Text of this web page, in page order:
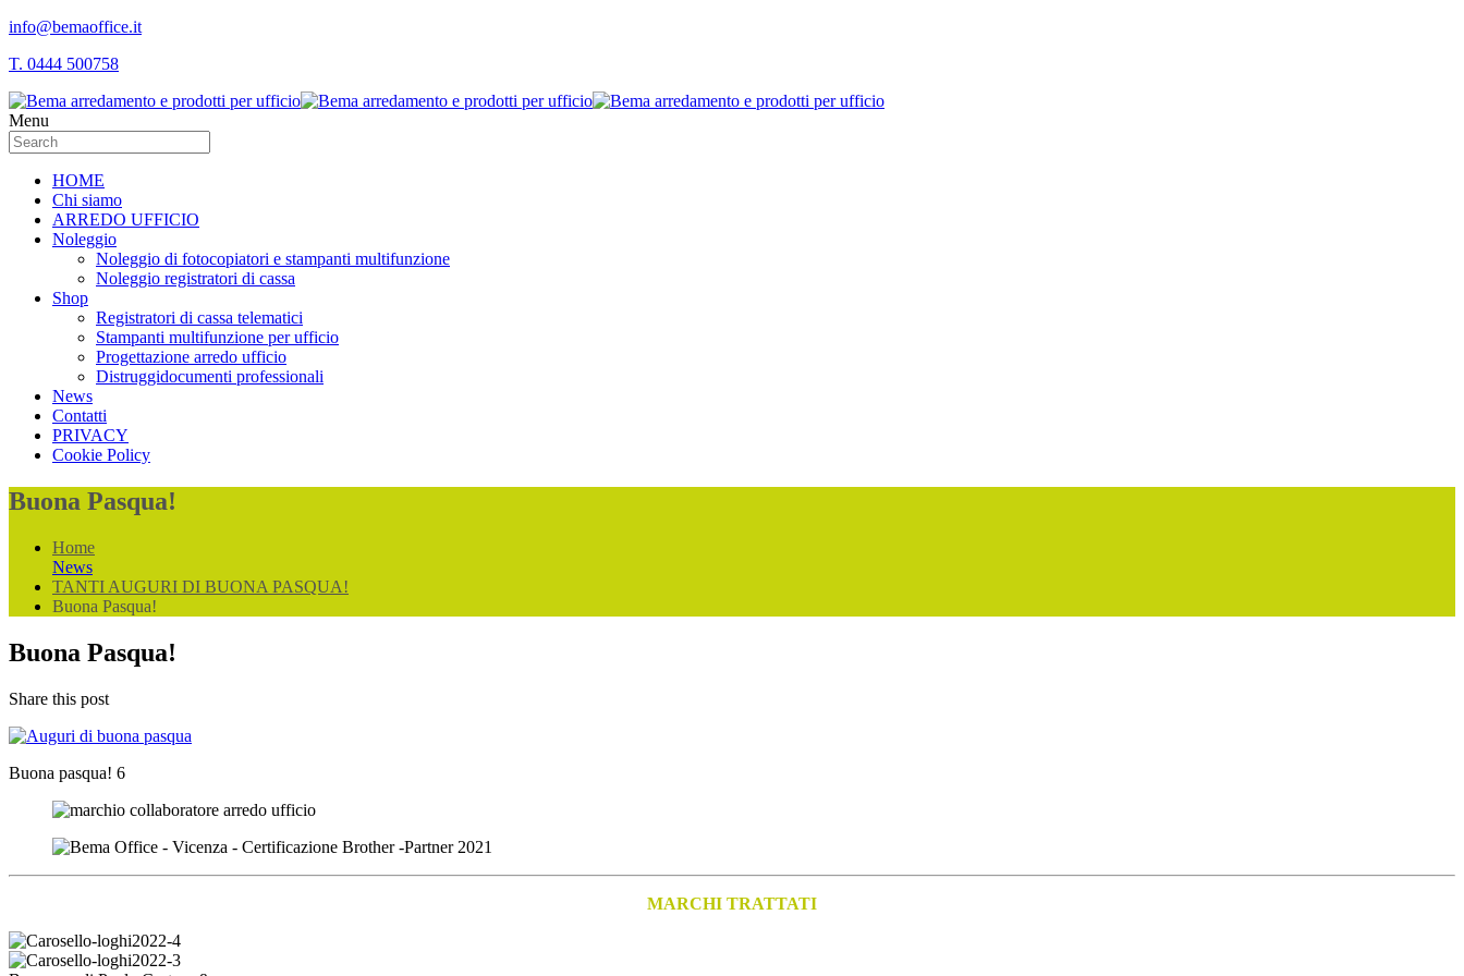
info@bemaoffice.it
T. 0444 500758
Menu
HOME
Chi siamo
ARREDO UFFICIO
Noleggio
Noleggio di fotocopiatori e stampanti multifunzione
Noleggio registratori di cassa
Shop
Registratori di cassa telematici
Stampanti multifunzione per ufficio
Progettazione arredo ufficio
Distruggidocumenti professionali
News
Contatti
PRIVACY
Cookie Policy
Buona Pasqua!
Home
News
TANTI AUGURI DI BUONA PASQUA!
Buona Pasqua!
Buona Pasqua!
Share this post
Buona pasqua! 6
MARCHI TRATTATI